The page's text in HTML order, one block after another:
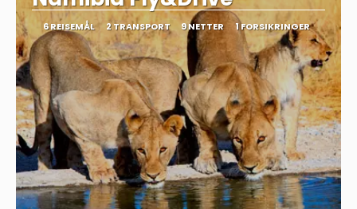
6 REISEMÅL 2 TRANSPORT 9 NETTER 1 FORSIKRINGER